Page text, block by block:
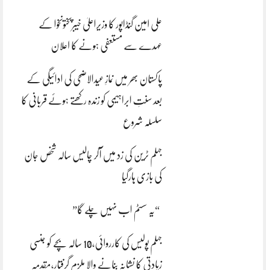
علی امین گنڈاپور کا وزیراعلیٰ خیبرپختونخوا کے
عہدے سے مستعفی ہونے کا اعلان
پاکستان بھر میں نمازِ عیدالاضحی کی ادائیگی کے
بعد سنتِ ابراہیمی کو زندہ رکھتے ہوئے قربانی کا
سلسلہ شروع
جہلم ٹرین کی زد میں آکر چالیس سالہ شخص جان
کی بازی ہارگیا
“یہ سسٹم اب نہیں چلے گا”
جہلم پولیس کی کارروائی،10 سالہ بچے کو جنسی
زیادتی کا نشانہ بنانے والا ملزم گرفتار،مقدمہ